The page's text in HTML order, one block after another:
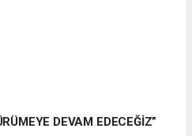
DEVAM EDECEĞİZ”